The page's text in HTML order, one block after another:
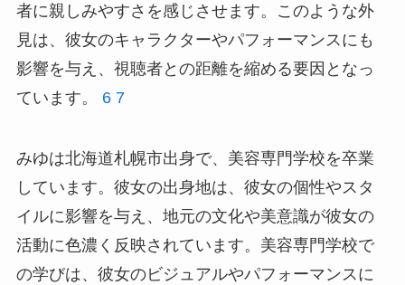
者に親しみやすさを感じさせます。このような外
見は、彼女のキャラクターやパフォーマンスにも
影響を与え、視聴者との距離を縮める要因となっ
ています。 6 7
みゆは北海道札幌市出身で、美容専門学校を卒業
しています。彼女の出身地は、彼女の個性やスタ
イルに影響を与え、地元の文化や美意識が彼女の
活動に色濃く反映されています。美容専門学校で
の学びは、彼女のビジュアルやパフォーマンスに